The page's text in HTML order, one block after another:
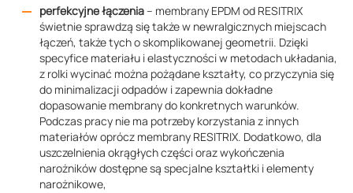
perfekcyjne łączenia– membrany EPDM od RESITRIX
świetnie sprawdzą się także w newralgicznych miejscach
łączeń, także tych o skomplikowanej geometrii. Dzięki
specyfice materiału i elastyczności w metodach układania,
z rolki wycinać można pożądane kształty, co przyczynia się
do minimalizacji odpadów i zapewnia dokładne
dopasowanie membrany do konkretnych warunków.
Podczas pracy nie ma potrzeby korzystania z innych
materiałów oprócz membrany RESITRIX. Dodatkowo, dla
uszczelnienia okrągłych części oraz wykończenia
narożników dostępne są specjalne kształtki i elementy
narożnikowe,